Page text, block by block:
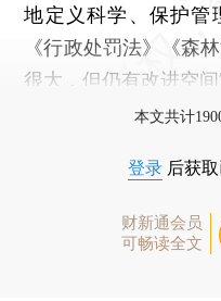
地定义科学、保护管
《行政处罚法》《森
很大，但仍有改进空间
本文共计
登录 后获
财新通会员
可畅读全文